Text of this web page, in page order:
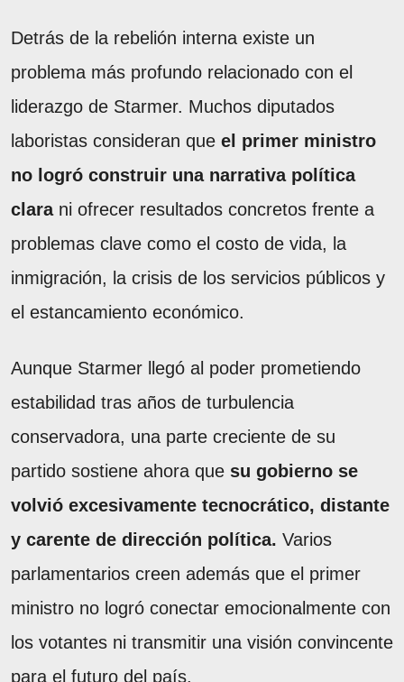
Detrás de la rebelión interna existe un
problema más profundo relacionado con el
liderazgo de Starmer. Muchos diputados
laboristas consideran que el primer ministro
no logró construir una narrativa política
clarani ofrecer resultados concretos frente a
problemas clave como el costo de vida, la
inmigración, la crisis de los servicios públicos y
el estancamiento económico.
Aunque Starmer llegó al poder prometiendo
estabilidad tras años de turbulencia
conservadora, una parte creciente de su
partido sostiene ahora que su gobierno se
volvió excesivamente tecnocrático, distante
y carente de dirección política. Varios
parlamentarios creen además que el primer
ministro no logró conectar emocionalmente con
los votantes ni transmitir una visión convincente
para el futuro del país.